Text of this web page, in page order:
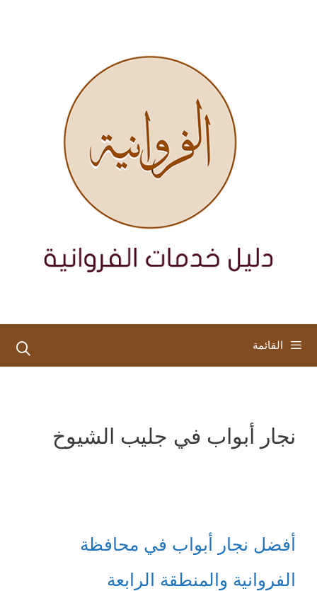
القائمة
نجار أبواب في جليب الشيوخ
أفضل نجار أبواب في محافظة
الفروانية والمنطقة الرابعة